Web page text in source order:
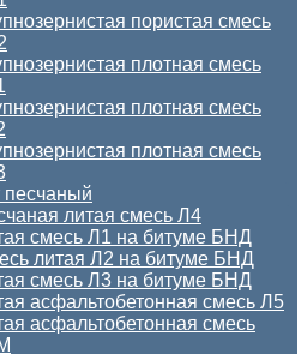
пористая смесь
плотная смесь
плотная смесь
плотная смесь
литая смесь Л4
смесь Л1 на битуме БНД
литая Л2 на битуме БНД
смесь Л3 на битуме БНД
асфальтобетонная смесь Л5
асфальтобетонная смесь